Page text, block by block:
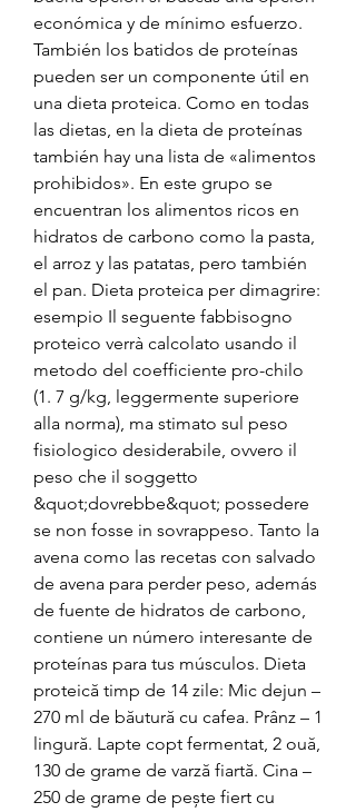
económica y de mínimo esfuerzo.
También los batidos de proteínas
pueden ser un componente útil en
una dieta proteica. Como en todas
las dietas, en la dieta de proteínas
también hay una lista de «alimentos
prohibidos». En este grupo se
encuentran los alimentos ricos en
hidratos de carbono como la pasta,
el arroz y las patatas, pero también
el pan. Dieta proteica per dimagrire:
esempio Il seguente fabbisogno
proteico verrà calcolato usando il
metodo del coefficiente pro-chilo
(1. 7 g/kg, leggermente superiore
alla norma), ma stimato sul peso
fisiologico desiderabile, ovvero il
peso che il soggetto
&quot;dovrebbe&quot; possedere
se non fosse in sovrappeso. Tanto la
avena como las recetas con salvado
de avena para perder peso, además
de fuente de hidratos de carbono,
contiene un número interesante de
proteínas para tus músculos. Dieta
proteică timp de 14 zile: Mic dejun –
270 ml de băutură cu cafea. Prânz – 1
lingură. Lapte copt fermentat, 2 ouă,
130 de grame de varză fiartă. Cina –
250 de grame de pește fiert cu